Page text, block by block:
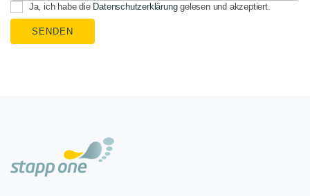
Ja, ich habe die Datenschutzerklärunggelesen und akzeptiert.
SENDEN